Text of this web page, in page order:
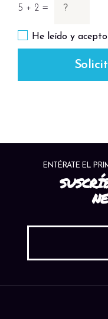
5 + 2 =
He leído y
ENTÉRATE EL